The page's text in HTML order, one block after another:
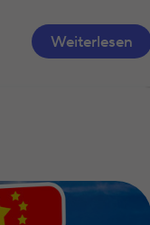
Weiterlesen